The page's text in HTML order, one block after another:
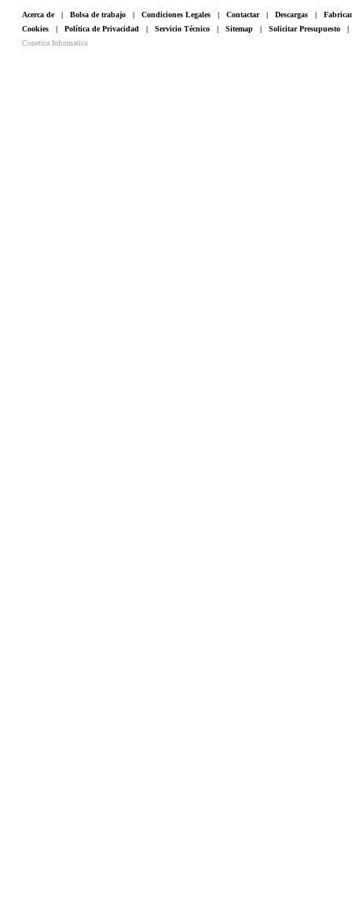
Acerca de| Bolsa de trabajo | Condiciones Legales | Contactar| Descargas |
Cookies | Política de Privacidad | Servicio Técnico | Sitemap | Solicitar Presupuesto
Conetica Informatica